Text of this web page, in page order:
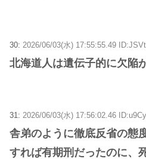
30: 2026/06/03(水) 17:55:55.49
北海道人は遺伝子的に欠陥
31: 2026/06/03(水) 17:56:02.46
舎弟のように徹底反省の態
すれば有期刑だったのに、